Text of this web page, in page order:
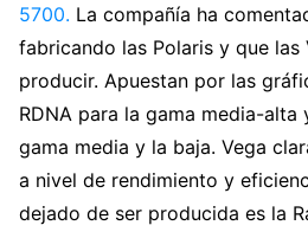
5700. La compañía ha
fabricando las Polaris y que las
producir. Apuestan por las
RDNA para la gama media-alta
gama media y la baja. Vega
a nivel de rendimiento y
dejado de ser producida es la